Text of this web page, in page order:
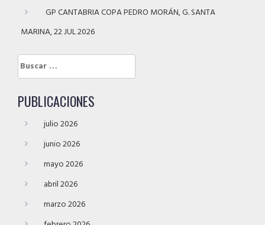
GP CANTABRIA COPA PEDRO MORÁN, G. SANTA
MARINA, 22 JUL 2026
Buscar:
PUBLICACIONES
julio 2026
junio 2026
mayo 2026
abril 2026
marzo 2026